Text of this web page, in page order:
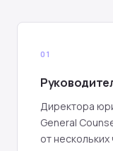
01
Директора
General
от